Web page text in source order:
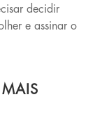
decidir
e assinar o